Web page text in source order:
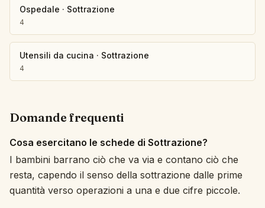
Ospedale · Sottrazione
4
Utensili da cucina · Sottrazione
4
Domande frequenti
Cosa esercitano le schede di Sottrazione?
I bambini barrano ciò che va via e contano ciò che
resta, capendo il senso della sottrazione dalle prime
quantità verso operazioni a una e due cifre piccole.